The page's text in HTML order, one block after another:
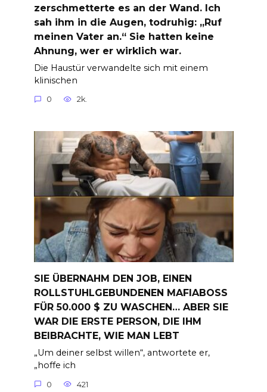
zerschmetterte es an der Wand. Ich
sah ihm in die Augen, todruhig: „Ruf
meinen Vater an.“ Sie hatten keine
Ahnung, wer er wirklich war.
Die Haustür verwandelte sich mit einem
klinischen
0 2k.
SIE ÜBERNAHM DEN JOB, EINEN
ROLLSTUHLGEBUNDENEN MAFIABOSS
FÜR 50.000 $ ZU WASCHEN… ABER SIE
WAR DIE ERSTE PERSON, DIE IHM
BEIBRACHTE, WIE MAN LEBT
„Um deiner selbst willen“, antwortete er,
„hoffe ich
0 421